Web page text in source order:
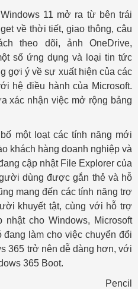
11 mở ra từ bên trái
về thời tiết, giao thông, câu
theo dõi, ảnh OneDrive,
số ứng dụng và loại tin tức
gợi ý về sự xuất hiện của các
hệ điều hành của Microsoft.
xác nhận việc mở rộng bảng
một loạt các tính năng mới
khách hàng doanh nghiệp và
cập nhật File Explorer của
dùng được gắn thẻ và hỗ
mang đến các tính năng trợ
khuyết tật, cùng với hỗ trợ
cho Windows, Microsoft
làm cho việc chuyển đổi
365 trở nên dễ dàng hơn, với
365 Boot.
Pencil